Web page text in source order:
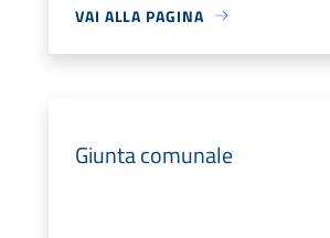
VAI ALLA PAGINA
Giunta comunale